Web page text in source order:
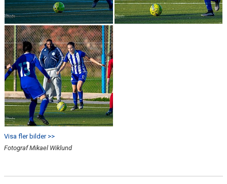
Visa fler bilder >>
Fotograf Mikael Wiklund